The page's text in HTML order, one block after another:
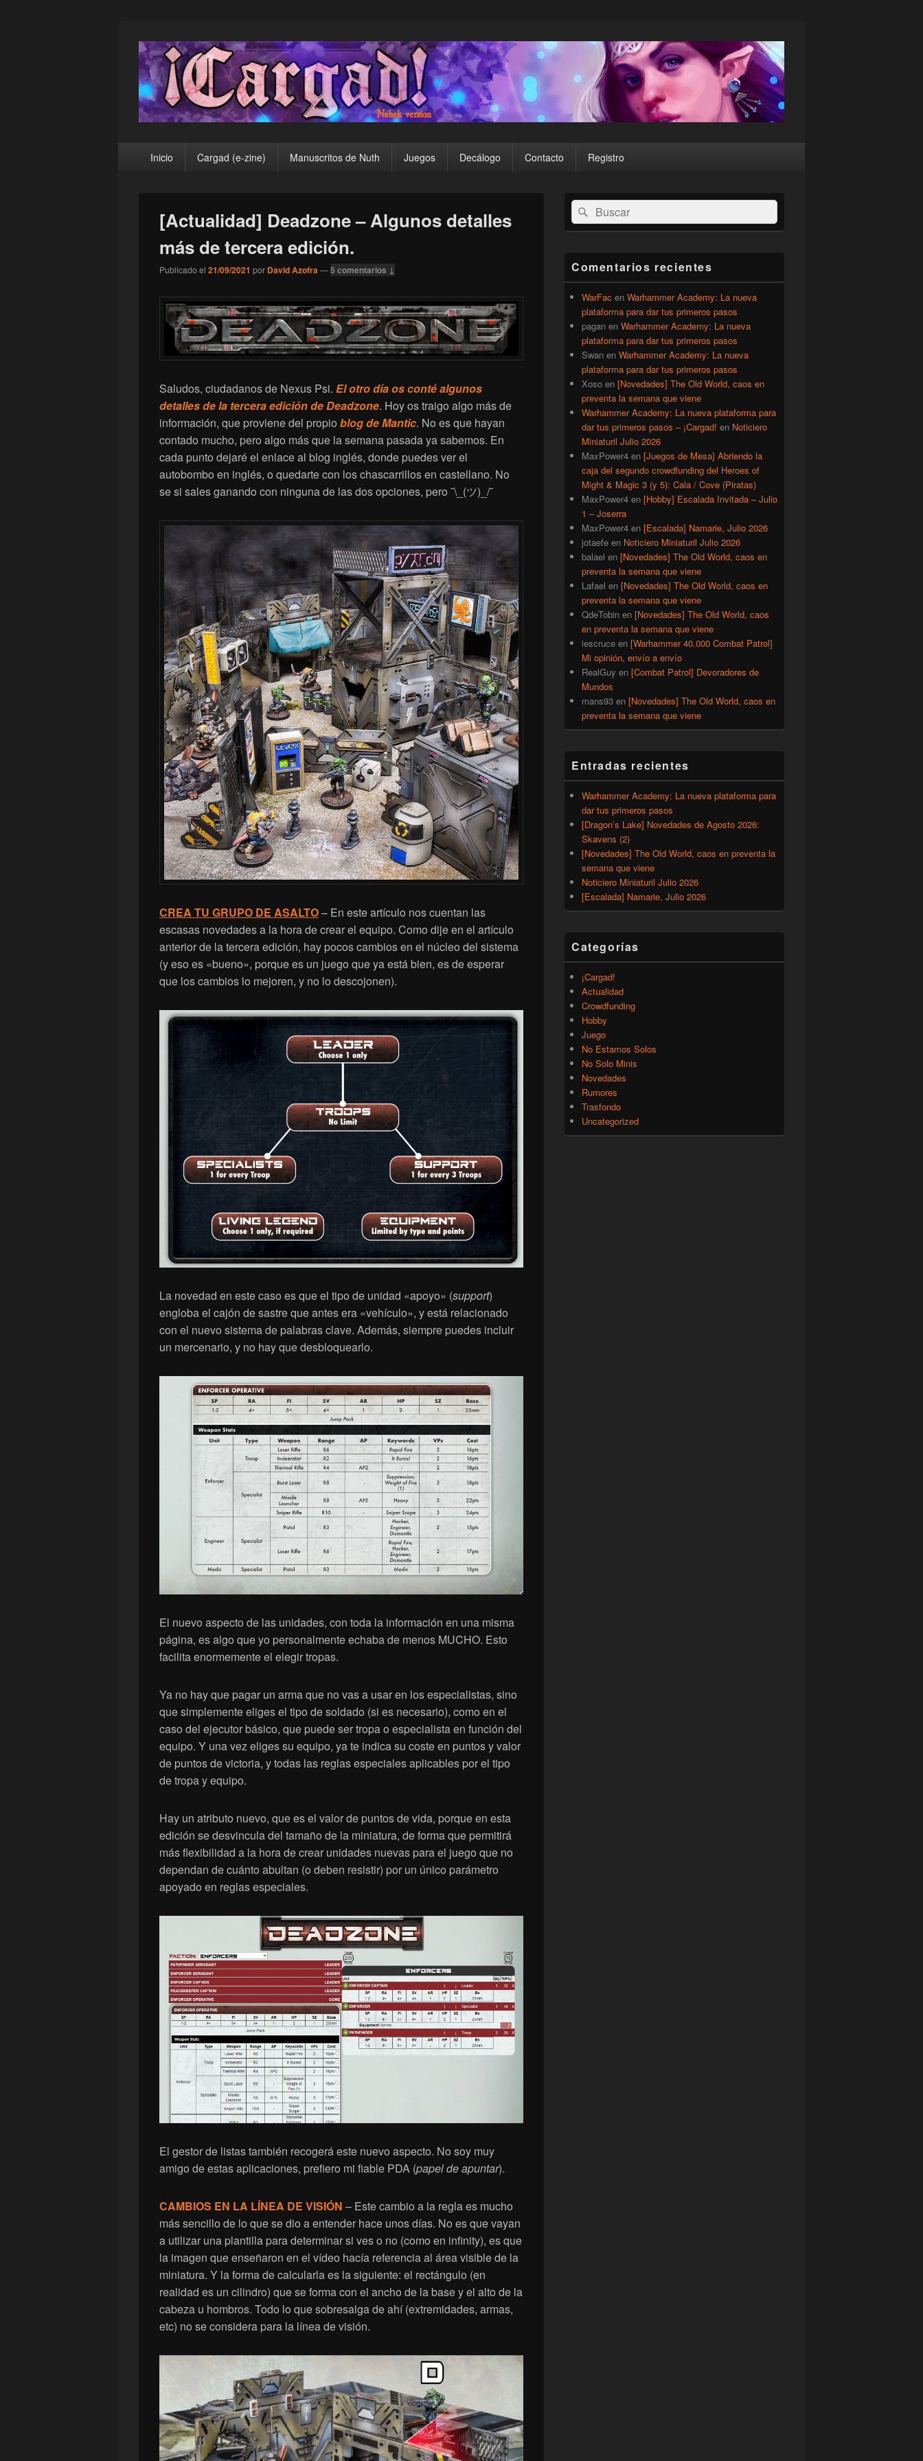
¡Cargad!
principalInicio Cargad (e-zine) Manuscritos de Nuth Juegos Decálogo Contacto Registro
[Actualidad] Deadzone – Algunos detalles
más de tercera edición.
Publicado el 21/09/2021 por David Azofra—5 comentarios ↓
Saludos, ciudadanos de Nexus Psi. El otro día os conté algunos
detalles de la tercera edición de Deadzone. Hoy os traigo algo más de
información, que proviene del propio blog de Mantic. No es que hayan
contado mucho, pero algo más que la semana pasada ya sabemos. En
cada punto dejaré el enlace al blog inglés, donde puedes ver el
autobombo en inglés, o quedarte con los chascarrillos en castellano. No
se si sales ganando con ninguna de las dos opciones, pero ¯\_(ツ)_/¯
CREA TU GRUPO DE ASALTO– En este artículo nos cuentan las
escasas novedades a la hora de crear el equipo. Como dije en el artículo
anterior de la tercera edición, hay pocos cambios en el núcleo del sistema
(y eso es «bueno», porque es un juego que ya está bien, es de esperar
que los cambios lo mejoren, y no lo descojonen).
La novedad en este caso es que el tipo de unidad «apoyo» (support)
engloba el cajón de sastre que antes era «vehículo», y está relacionado
con el nuevo sistema de palabras clave. Además, siempre puedes incluir
un mercenario, y no hay que desbloquearlo.
El nuevo aspecto de las unidades, con toda la información en una misma
página, es algo que yo personalmente echaba de menos MUCHO. Esto
facilita enormemente el elegir tropas.
Ya no hay que pagar un arma que no vas a usar en los especialistas, sino
que simplemente eliges el tipo de soldado (si es necesario), como en el
caso del ejecutor básico, que puede ser tropa o especialista en función del
equipo. Y una vez eliges su equipo, ya te indica su coste en puntos y valor
de puntos de victoria, y todas las reglas especiales aplicables por el tipo
de tropa y equipo.
Hay un atributo nuevo, que es el valor de puntos de vida, porque en esta
edición se desvincula del tamaño de la miniatura, de forma que permitirá
más flexibilidad a la hora de crear unidades nuevas para el juego que no
dependan de cuánto abultan (o deben resistir) por un único parámetro
apoyado en reglas especiales.
El gestor de listas también recogerá este nuevo aspecto. No soy muy
amigo de estas aplicaciones, prefiero mi fiable PDA (papel de apuntar).
CAMBIOS EN LA LÍNEA DE VISIÓN – Este cambio a la regla es mucho
más sencillo de lo que se dio a entender hace unos días. No es que vayan
a utilizar una plantilla para determinar si ves o no (como en infinity), es que
la imagen que enseñaron en el vídeo hacía referencia al área visible de la
miniatura. Y la forma de calcularla es la siguiente: el rectángulo (en
realidad es un cilindro) que se forma con el ancho de la base y el alto de la
cabeza u hombros. Todo lo que sobresalga de ahí (extremidades, armas,
etc) no se considera para la línea de visión.
El
área
de
lateral
primaria
Buscar
por:
Buscar
Comentarios recientes
WarFac en Warhammer Academy: La nueva
plataforma para dar tus primeros pasos
pagan en Warhammer Academy: La nueva
plataforma para dar tus primeros pasos
Swan en Warhammer Academy: La nueva
plataforma para dar tus primeros pasos
Xoso en [Novedades] The Old World, caos en
preventa la semana que viene
Warhammer Academy: La nueva plataforma para
dar tus primeros pasos – ¡Cargad! en Noticiero
Miniaturil Julio 2026
MaxPower4 en [Juegos de Mesa] Abriendo la
caja del segundo crowdfunding del Heroes of
Might & Magic 3 (y 5): Cala / Cove (Piratas)
MaxPower4 en [Hobby] Escalada Invitada – Julio
1 – Joserra
MaxPower4 en [Escalada] Namarie, Julio 2026
jotaefe en Noticiero Miniaturil Julio 2026
balael en [Novedades] The Old World, caos en
preventa la semana que viene
Lafael en [Novedades] The Old World, caos en
preventa la semana que viene
QdeTobin en [Novedades] The Old World, caos
en preventa la semana que viene
iescruce en [Warhammer 40.000 Combat Patrol]
Mi opinión, envío a envío
RealGuy en [Combat Patrol] Devoradores de
Mundos
mans93 en [Novedades] The Old World, caos en
preventa la semana que viene
Entradas recientes
Warhammer Academy: La nueva plataforma para
dar tus primeros pasos
[Dragon’s Lake] Novedades de Agosto 2026:
Skavens (2)
[Novedades] The Old World, caos en preventa la
semana que viene
Noticiero Miniaturil Julio 2026
[Escalada] Namarie, Julio 2026
Categorías
¡Cargad!
Actualidad
Crowdfunding
Hobby
Juego
No Estamos Solos
No Solo Minis
Novedades
Rumores
Trasfondo
Uncategorized